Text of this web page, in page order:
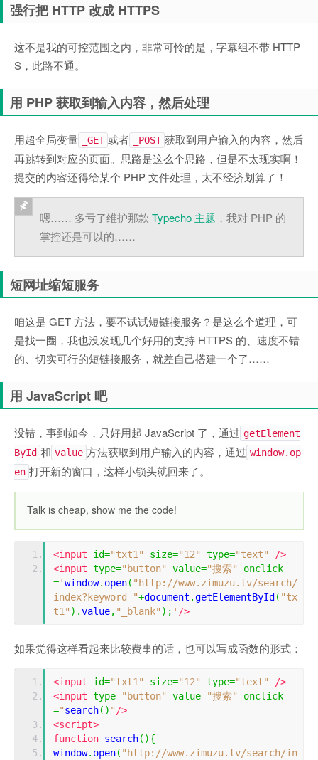
强行把 HTTP 改成 HTTPS
这不是我的可控范围之内，非常可怜的是，字幕组不带 HTTP
S，此路不通。
用 PHP 获取到输入内容，然后处理
用超全局变量 _GET 或者 _POST 获取到用户输入的内容，然后
再跳转到对应的页面。思路是这么个思路，但是不太现实啊！
提交的内容还得给某个 PHP 文件处理，太不经济划算了！
嗯…… 多亏了维护那款 Typecho 主题 ，我对 PHP 的
掌控还是可以的……
短网址缩短服务
咱这是 GET 方法，要不试试短链接服务？是这么个道理，可
是找一圈，我也没发现几个好用的支持 HTTPS 的、速度不错
的、切实可行的短链接服务，就差自己搭建一个了……
用 JavaScript 吧
没错，事到如今，只好用起 JavaScript 了，通过 getElement
ById 和 value 方法获取到用户输入的内容，通过 window.op
en 打开新的窗口，这样小锁头就回来了。
Talk is cheap, show me the code!
<input id="txt1" size="12" type="text"
/>
<input type="button" value="搜索"
onclick
='window. open( "http://www.zimuzu.tv/search/
index?keyword="+document .getElementById ( "tx
t1" ).value, "_blank" ); ' />
如果觉得这样看起来比较费事的话，也可以写成函数的形式：
<input id="txt1" size="12" type="text"
/>
<input type="button" value="搜索"
onclick
="search() " />
<script>
function search(){
window. open( "http://www.zimuzu.tv/search/in